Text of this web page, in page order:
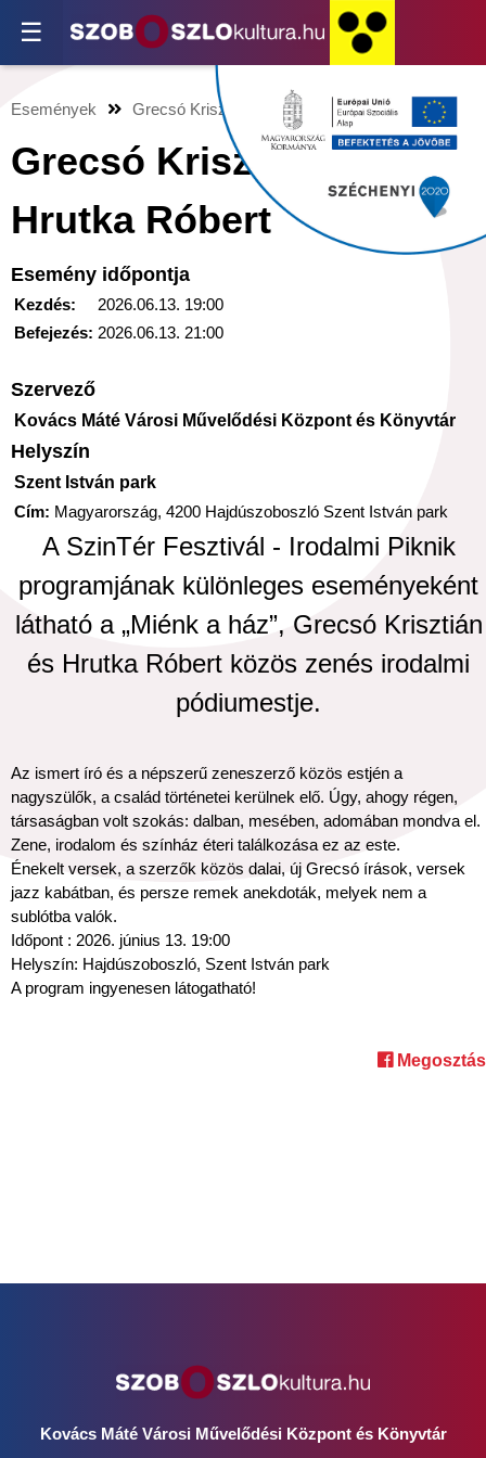
☰
Események Grecsó Krisztián és Hrutka Róbert
Grecsó Krisztián és
Hrutka Róbert
Esemény időpontja
Kezdés:
2026.06.13. 19:00
Befejezés: 2026.06.13. 21:00
Szervező
Kovács Máté Városi Művelődési Központ és Könyvtár
Helyszín
Szent István park
Cím: Magyarország, 4200 Hajdúszoboszló Szent István park
A SzinTér Fesztivál - Irodalmi Piknik
programjának különleges eseményeként
látható a „Miénk a ház”, Grecsó Krisztián
és Hrutka Róbert közös zenés irodalmi
pódiumestje.
Az ismert író és a népszerű zeneszerző közös estjén a
nagyszülők, a család történetei kerülnek elő. Úgy, ahogy régen,
társaságban volt szokás: dalban, mesében, adomában mondva el.
Zene, irodalom és színház éteri találkozása ez az este.
Énekelt versek, a szerzők közös dalai, új Grecsó írások, versek
jazz kabátban, és persze remek anekdoták, melyek nem a
sublótba valók.
Időpont : 2026. június 13. 19:00
Helyszín: Hajdúszoboszló, Szent István park
A program ingyenesen látogatható!
Megosztás
Kovács Máté Városi Művelődési Központ és Könyvtár